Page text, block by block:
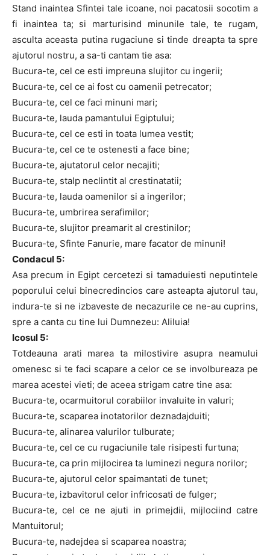
Stand inaintea Sfintei tale icoane, noi pacatosii socotim a
fi inaintea ta; si marturisind minunile tale, te rugam,
asculta aceasta putina rugaciune si tinde dreapta ta spre
ajutorul nostru, a sa-ti cantam tie asa:
Bucura-te, cel ce esti impreuna slujitor cu ingerii;
Bucura-te, cel ce ai fost cu oamenii petrecator;
Bucura-te, cel ce faci minuni mari;
Bucura-te, lauda pamantului Egiptului;
Bucura-te, cel ce esti in toata lumea vestit;
Bucura-te, cel ce te ostenesti a face bine;
Bucura-te, ajutatorul celor necajiti;
Bucura-te, stalp neclintit al crestinatatii;
Bucura-te, lauda oamenilor si a ingerilor;
Bucura-te, umbrirea serafimilor;
Bucura-te, slujitor preamarit al crestinilor;
Bucura-te, Sfinte Fanurie, mare facator de minuni!
Condacul 5:
Asa precum in Egipt cercetezi si tamaduiesti neputintele
poporului celui binecredincios care asteapta ajutorul tau,
indura-te si ne izbaveste de necazurile ce ne-au cuprins,
spre a canta cu tine lui Dumnezeu: Aliluia!
Icosul 5:
Totdeauna arati marea ta milostivire asupra neamului
omenesc si te faci scapare a celor ce se involbureaza pe
marea acestei vieti; de aceea strigam catre tine asa:
Bucura-te, ocarmuitorul corabiilor invaluite in valuri;
Bucura-te, scaparea inotatorilor deznadajduiti;
Bucura-te, alinarea valurilor tulburate;
Bucura-te, cel ce cu rugaciunile tale risipesti furtuna;
Bucura-te, ca prin mijlocirea ta luminezi negura norilor;
Bucura-te, ajutorul celor spaimantati de tunet;
Bucura-te, izbavitorul celor infricosati de fulger;
Bucura-te, cel ce ne ajuti in primejdii, mijlociind catre
Mantuitorul;
Bucura-te, nadejdea si scaparea noastra;